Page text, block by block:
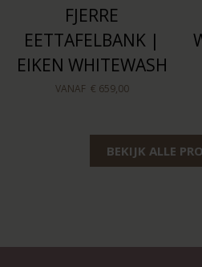
FJERRE
EETTAFELBANK |
EIKEN WHITEWASH
VANAF € 659,00
BEKIJK ALLE